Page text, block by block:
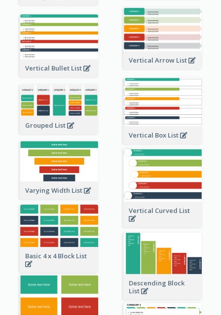
Vertical Arrow List
Vertical Bullet List
Vertical Box List
Grouped List
Varying Width List
Vertical Curved List
Basic 4 x 4 Block List
Descending Block
List